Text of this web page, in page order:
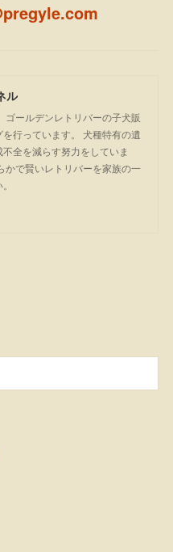
ル
ゴールデンレトリバーの子犬販
行っています。 犬種特有の遺
全を減らす努力をしていま
かで賢いレトリバーを家族の一